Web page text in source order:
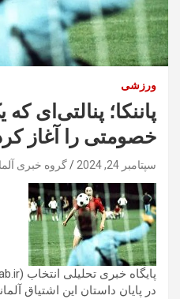
ورزشی
پاننکا؛ پنالتی‌ای
خصومتی را آغاز
سپتامبر 24, 2024 گروه خبری
پایگاه خبری تحلیلی انتخاب (Entekhab.ir) :
در پایان داستان این اشتیاق